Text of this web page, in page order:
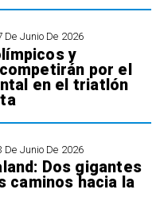
De Junio De 2026
y
por el
en el triatlón
De Junio De 2026
Dos gigantes
caminos hacia la